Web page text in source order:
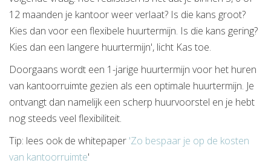
12 maanden je kantoor weer verlaat? Is die kans groot?
Kies dan voor een flexibele huurtermijn. Is die kans gering?
Kies dan een langere huurtermijn', licht Kas toe.
Doorgaans wordt een 1-jarige huurtermijn voor het huren
van kantoorruimte gezien als een optimale huurtermijn. Je
ontvangt dan namelijk een scherp huurvoorstel en je hebt
nog steeds veel flexibiliteit.
Tip: lees ook de whitepaper 'Zo bespaar je op de kosten
van kantoorruimte'